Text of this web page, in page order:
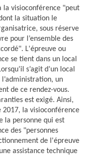
la visioconférence "peut
la situation le
sous réserve
pour l’ensemble des
L'épreuve ou
se tient dans un local
s’agit d’un local
un
de ce rendez-vous.
est exigé. Ainsi,
la visioconférence
la personne qui est
des "personnes
de l'épreuve
assistance technique